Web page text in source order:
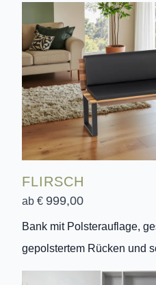
FLIRSCH
ab € 999,00
Bank mit Polsterauflage,
gepolstertem Rücken und